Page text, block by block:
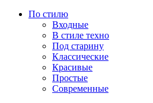
По стилю
Входные
В стиле техно
Под старину
Классические
Красивые
Простые
Современные